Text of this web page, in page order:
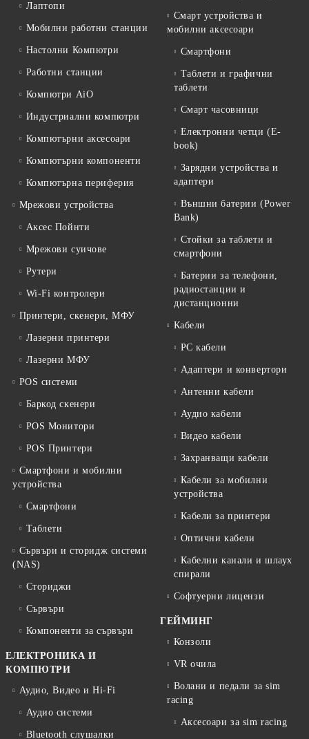
Лаптопи
Мобилни работни станции
Настолни Компютри
Работни станции
Компютри AiO
Индустриални компютри
Компютърни аксесоари
Компютърни компоненти
Компютърна периферия
Мрежови устройства
Аксес Пойнти
Мрежови суичове
Рутери
Wi-Fi контролери
Принтери, скенери, МФУ
Лазерни принтери
Лазерни МФУ
POS системи
Баркод скенери
POS Монитори
POS Принтери
Смартфони и мобилни
устройства
Смартфони
Таблети
Сървъри и сторидж системи
(NAS)
Сториджи
Сървъри
Компоненти за сървъри
ЕЛЕКТРОНИКА И
КОМПЮТРИ
Аудио, Видео и Hi-Fi
Аудио системи
Bluetooth слушалки
Смарт устройства и
мобилни аксесоари
Смартфони
Таблети и графични
таблети
Смарт часовници
Електронни четци (E-
book)
Зарядни устройства и
адаптери
Външни батерии (Power
Bank)
Стойки за таблети и
смартфони
Батерии за телефони,
радиостанции и
дистанционни
Кабели
PC кабели
Адаптери и конвертори
Антенни кабели
Аудио кабели
Видео кабели
Захранващи кабели
Кабели за мобилни
устройства
Кабели за принтери
Оптични кабели
Кабелни канали и шлаух
спирали
Софтуерни лицензи
ГЕЙМИНГ
Конзоли
VR очила
Волани и педали за sim
racing
Аксесоари за sim racing